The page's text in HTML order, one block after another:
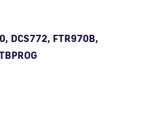
DCS772, FTR970B,